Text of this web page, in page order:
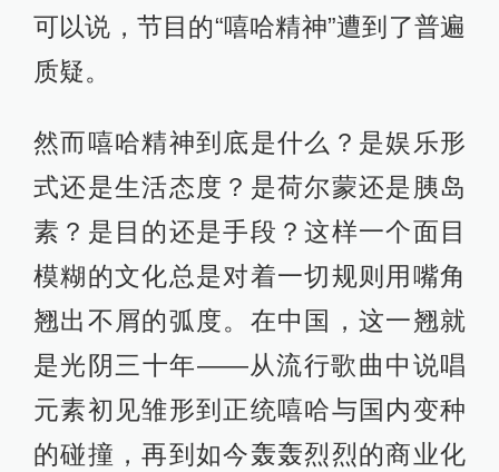
可以说，节目的“嘻哈精神”遭到了普遍
质疑。
然而嘻哈精神到底是什么？是娱乐形
式还是生活态度？是荷尔蒙还是胰岛
素？是目的还是手段？这样一个面目
模糊的文化总是对着一切规则用嘴角
翘出不屑的弧度。在中国，这一翘就
是光阴三十年——从流行歌曲中说唱
元素初见雏形到正统嘻哈与国内变种
的碰撞，再到如今轰轰烈烈的商业化